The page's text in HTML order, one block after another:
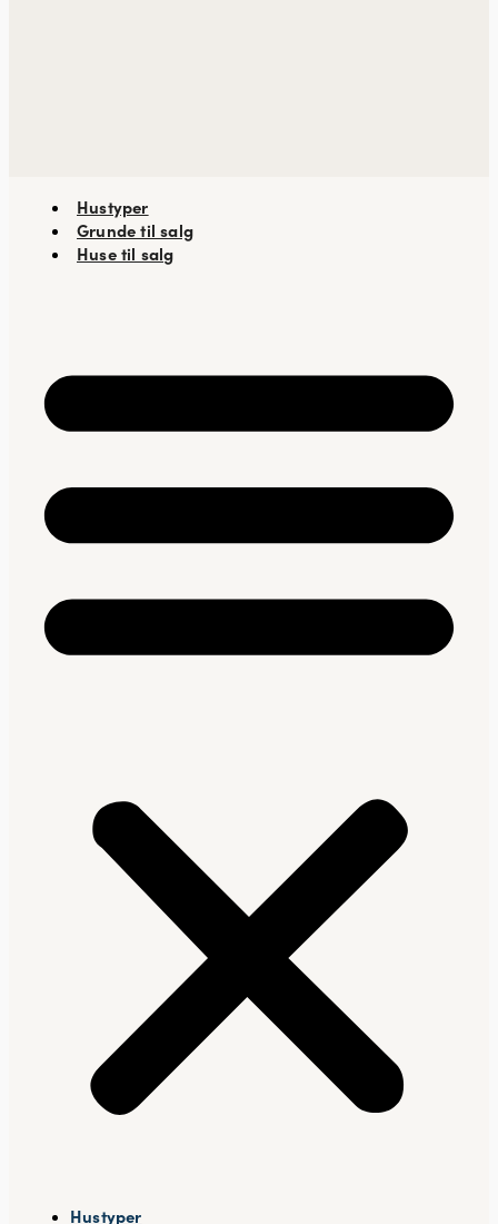
Hustyper
Grunde til salg
Huse til salg
Hustyper